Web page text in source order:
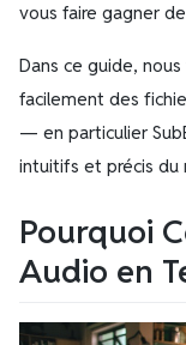
vous faire gagner
Dans ce guide,
facilement des
— en particulier
intuitifs et précis du
Pourquoi
Audio en